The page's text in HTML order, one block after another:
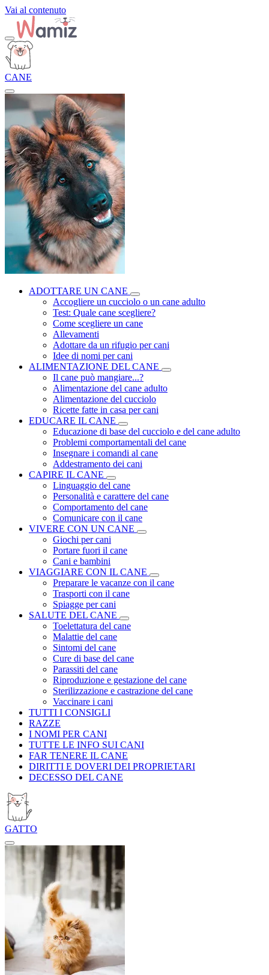
Vai al contenuto
CANE
ADOTTARE UN CANE
Accogliere un cucciolo o un cane adulto
Test: Quale cane scegliere?
Come scegliere un cane
Allevamenti
Adottare da un rifugio per cani
Idee di nomi per cani
ALIMENTAZIONE DEL CANE
Il cane può mangiare...?
Alimentazione del cane adulto
Alimentazione del cucciolo
Ricette fatte in casa per cani
EDUCARE IL CANE
Educazione di base del cucciolo e del cane adulto
Problemi comportamentali del cane
Insegnare i comandi al cane
Addestramento dei cani
CAPIRE IL CANE
Linguaggio del cane
Personalità e carattere del cane
Comportamento del cane
Comunicare con il cane
VIVERE CON UN CANE
Giochi per cani
Portare fuori il cane
Cani e bambini
VIAGGIARE CON IL CANE
Preparare le vacanze con il cane
Trasporti con il cane
Spiagge per cani
SALUTE DEL CANE
Toelettatura del cane
Malattie del cane
Sintomi del cane
Cure di base del cane
Parassiti del cane
Riproduzione e gestazione del cane
Sterilizzazione e castrazione del cane
Vaccinare i cani
TUTTI I CONSIGLI
RAZZE
I NOMI PER CANI
TUTTE LE INFO SUI CANI
FAR TENERE IL CANE
DIRITTI E DOVERI DEI PROPRIETARI
DECESSO DEL CANE
GATTO